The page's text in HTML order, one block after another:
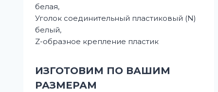
белая,
Уголок соединительный пластиковый (N)
белый,
Z-образное крепление пластик
ИЗГОТОВИМ ПО ВАШИМ
РАЗМЕРАМ